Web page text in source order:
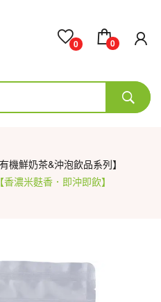
0 0
有機鮮奶茶&沖泡飲品系列】
濃米麩香．即沖即飲】